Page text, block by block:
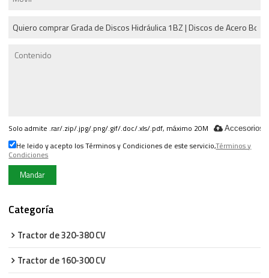
Solo admite .rar/.zip/.jpg/.png/.gif/.doc/.xls/.pdf, máximo 20M Accesorios
He leido y acepto los Términos y Condiciones de este servicio,Términos y
Condiciones
Mandar
Categoría
Tractor de 320-380 CV
Tractor de 160-300 CV